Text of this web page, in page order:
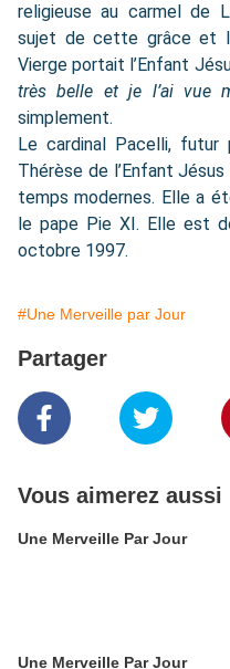
religieuse au carmel de
sujet de cette grâce et
Vierge portait l’Enfant
très belle et je l’ai vue
simplement.
Le cardinal Pacelli,
Thérèse de l’Enfant
temps modernes. Elle a
le pape Pie XI. Elle est
octobre 1997.
#Une Merveille par Jour
Partager
Vous aimerez aussi
Une Merveille Par Jour
Une Merveille Par Jour